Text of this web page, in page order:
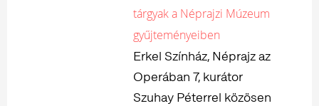
tárgyak a Néprajzi Múzeum
gyűjteményeiben
Erkel Színház, Néprajz az
Operában 7, kurátor
Szuhay Péterrel közösen